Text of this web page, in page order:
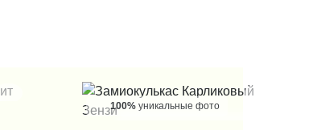
100% уникальные фото